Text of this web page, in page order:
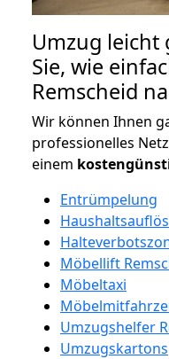
Umzug leicht
Sie, wie
Remscheid
Wir können Ihnen
professionelles
einem
Entrümpelung
Möbellift
Möbeltaxi
Umzugshelfer
Umzugskartons